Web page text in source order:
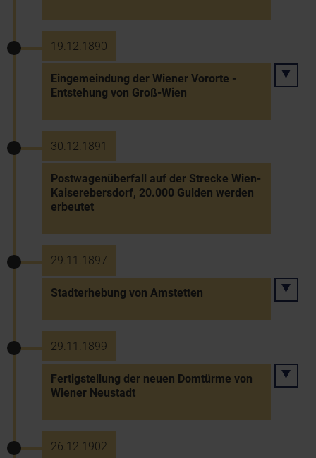
19.12.1890
Eingemeindung der Wiener Vororte -
Entstehung von Groß-Wien
30.12.1891
Postwagenüberfall auf der Strecke Wien-
Kaiserebersdorf, 20.000 Gulden werden
erbeutet
29.11.1897
Stadterhebung von Amstetten
29.11.1899
Fertigstellung der neuen Domtürme von
Wiener Neustadt
26.12.1902